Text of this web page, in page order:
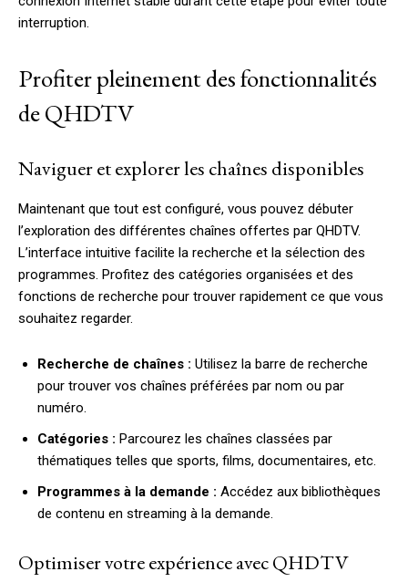
interruption.
Profiter pleinement des fonctionnalités
de QHDTV
Naviguer et explorer les chaînes disponibles
Maintenant que tout est configuré, vous pouvez débuter
l’exploration des différentes chaînes offertes par QHDTV.
L’interface intuitive facilite la recherche et la sélection des
programmes. Profitez des catégories organisées et des
fonctions de recherche pour trouver rapidement ce que vous
souhaitez regarder.
Recherche de chaînes : Utilisez la barre de recherche
pour trouver vos chaînes préférées par nom ou par
numéro.
Catégories : Parcourez les chaînes classées par
thématiques telles que sports, films, documentaires, etc.
Programmes à la demande : Accédez aux bibliothèques
de contenu en streaming à la demande.
Optimiser votre expérience avec QHDTV